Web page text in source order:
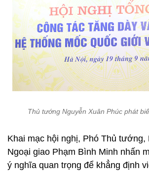
Thủ tướng Nguyễn Xuân Phúc phát
Khai mạc hội nghị, Phó Thủ tướng,
Ngoại giao Phạm Bình Minh nhấn
ý nghĩa quan trọng để khẳng định